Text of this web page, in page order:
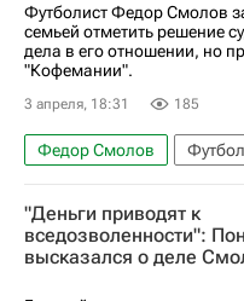
Футболист Федор Смолов
семьей отметить решение
дела в его отношении, но
"Кофемании".
3 апреля, 18:31 185
Федор Смолов Футбол
"Деньги приводят к
вседозволенности":
высказался о деле